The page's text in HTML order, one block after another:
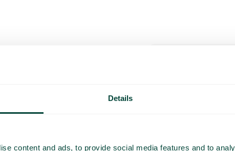
Details
content and ads, to provide social media features and to